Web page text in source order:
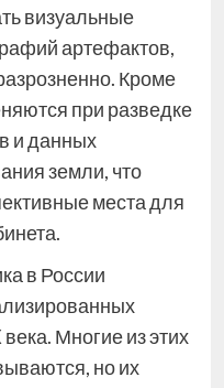
визуальные
артефактов,
Кроме
при разведке
и данных
земли, что
места для
в России
Многие из этих
но их